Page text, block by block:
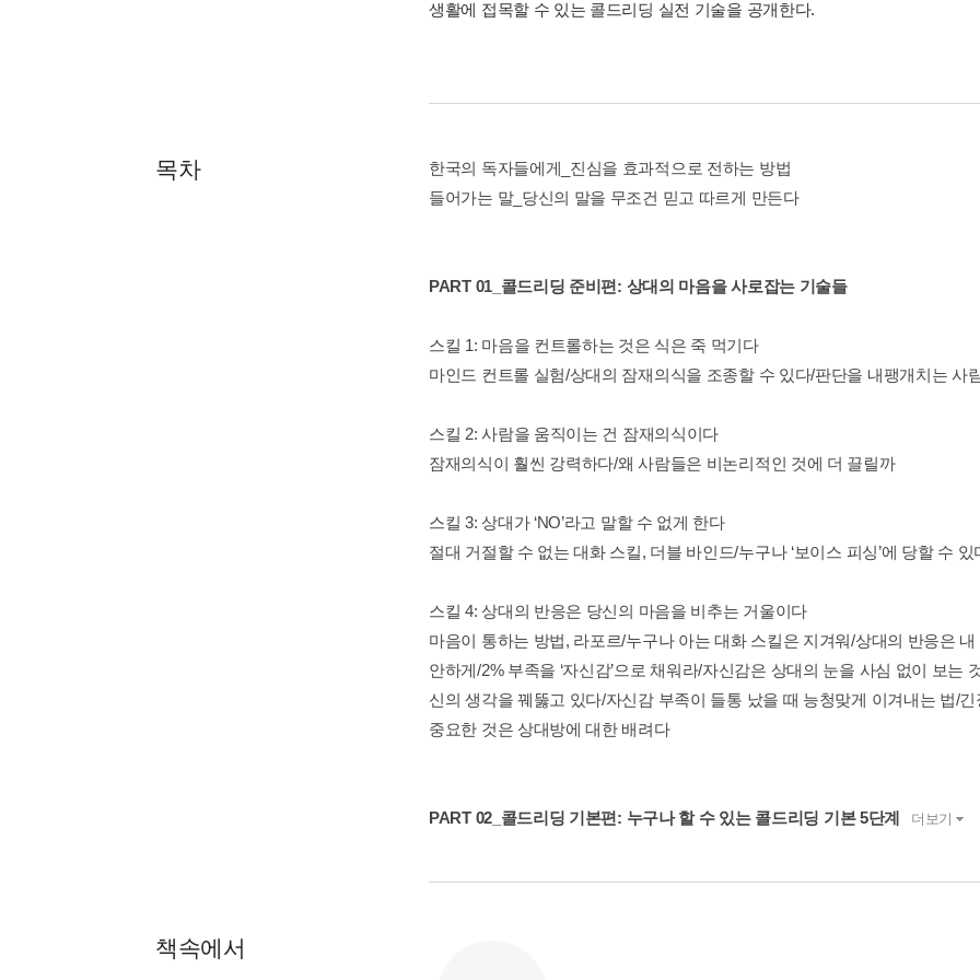
생활에 접목할 수 있는 콜드리딩 실전 기술을 공개한다.
목차
한국의 독자들에게_진심을 효과적으로 전하는 방법
들어가는 말_당신의 말을 무조건 믿고 따르게 만든다
PART 01_콜드리딩 준비편: 상대의 마음을 사로잡는 기술들
스킬 1: 마음을 컨트롤하는 것은 식은 죽 먹기다
마인드 컨트롤 실험/상대의 잠재의식을 조종할 수 있다/판단을 내팽개치는 사
스킬 2: 사람을 움직이는 건 잠재의식이다
잠재의식이 훨씬 강력하다/왜 사람들은 비논리적인 것에 더 끌릴까
스킬 3: 상대가 ‘NO’라고 말할 수 없게 한다
절대 거절할 수 없는 대화 스킬, 더블 바인드/누구나 ‘보이스 피싱’에 당할 수
스킬 4: 상대의 반응은 당신의 마음을 비추는 거울이다
마음이 통하는 방법, 라포르/누구나 아는 대화 스킬은 지겨워/상대의 반응은
안하게/2% 부족을 ‘자신감’으로 채워라/자신감은 상대의 눈을 사심 없이 보
신의 생각을 꿰뚫고 있다/자신감 부족이 들통 났을 때 능청맞게 이겨내는 법/
중요한 것은 상대방에 대한 배려다
PART 02_콜드리딩 기본편: 누구나 할 수 있는 콜드리딩 기본 5단계 더보기
책속에서